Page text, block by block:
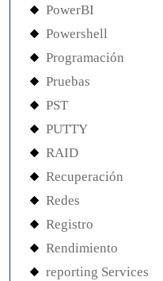
PowerBI
Powershell
Programación
Pruebas
PST
PUTTY
RAID
Recuperación
Redes
Registro
Rendimiento
reporting Services